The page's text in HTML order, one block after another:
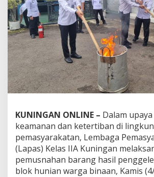
KUNINGAN ONLINE – Dalam
keamanan dan ketertiban di
pemasyarakatan, Lembaga
(Lapas) Kelas IIA Kuningan
pemusnahan barang hasil
blok hunian warga binaan, Kamis